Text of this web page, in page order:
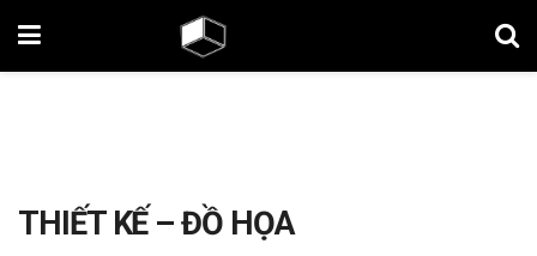
THIẾT KẾ – ĐỒ HỌA